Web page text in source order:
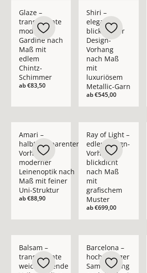
Glaze –
transparente
moderne
Gardine nach
Maß mit
edlem
Chintz-
Schimmer
ab€83,50
Shiri –
eleganter
blickdichter
Design-
Vorhang
nach Maß
mit
luxuriösem
Metallic-Garn
ab€545,00
Amari –
halbtransparenter
Vorhang in
moderner
Leinenoptik nach
Maß mit feiner
Uni-Struktur
ab€88,90
Ray of Light –
edler Design-
Vorhang
blickdicht
nach Maß
mit
grafischem
Muster
ab€699,00
Balsam –
transparente
weichfließende
Barcelona –
hochwertiger
Samtvorhang